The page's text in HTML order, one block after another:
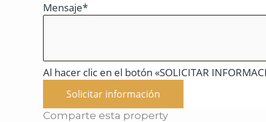
Mensaje*
Al hacer clic en el botón «SOLICITAR
Solicitar información
Comparte esta property